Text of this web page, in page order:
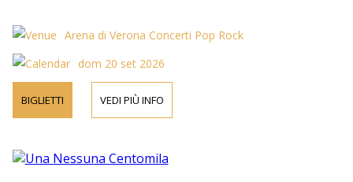
Arena di Verona Concerti Pop Rock
dom 20 set 2026
BIGLIETTI VEDI PIÙ INFO